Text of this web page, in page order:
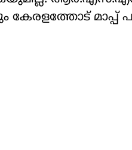
കേരളത്തോട് മാപ്പ്